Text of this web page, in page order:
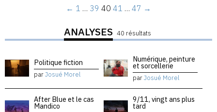
← 1 … 39 40 41 … 47 →
ANALYSES 40 résultats
Politique fiction
parJosué Morel
Numérique, peinture
et sorcellerie
parJosué Morel
After Blue et le cas
Mandico
9/11, vingt ans plus
tard